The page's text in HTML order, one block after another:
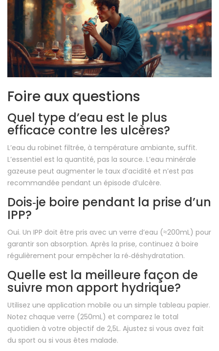
Foire aux questions
Quel type d’eau est le plus
efficace contre les ulcères?
L’eau du robinet filtrée, à température ambiante, suffit.
L’essentiel est la quantité, pas la source. L’eau minérale
gazeuse peut augmenter le taux d’acidité et n’est pas
recommandée pendant un épisode d’ulcère.
Dois‑je boire pendant la prise d’un
IPP?
Oui. Un IPP doit être pris avec un verre d’eau (≈200mL) pour
garantir son absorption. Après la prise, continuez à boire
régulièrement pour empêcher la ré‑déshydratation.
Quelle est la meilleure façon de
suivre mon apport hydrique?
Utilisez une application mobile ou un simple tableau papier.
Notez chaque verre (250mL) et comparez le total
quotidien à votre objectif de 2,5L. Ajustez si vous avez fait
du sport ou si vous êtes malade.